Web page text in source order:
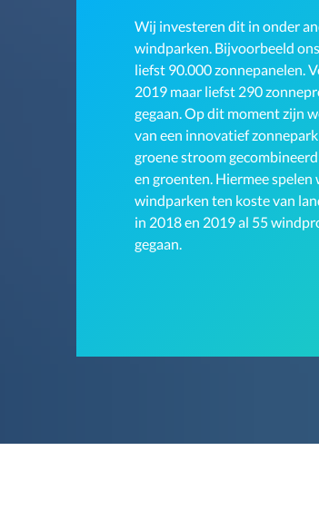
Wij investeren dit in onder
windparken. Bijvoorbeeld
liefst 90.000 zonnepanelen.
2019 maar liefst 290
gegaan. Op dit moment zijn
van een innovatief
groene stroom
en groenten. Hiermee
windparken ten koste van
in 2018 en 2019 al 55
gegaan.